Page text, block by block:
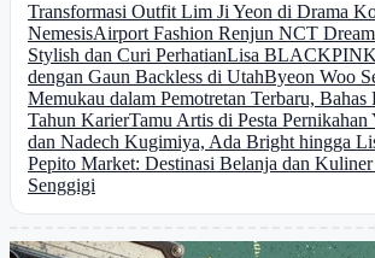
Transformasi Outfit Lim Ji Yeon di Drama
NemesisAirport Fashion Renjun NCT
Stylish dan Curi PerhatianLisa
dengan Gaun Backless di UtahByeon Woo
Memukau dalam Pemotretan Terbaru, Bahas
Tahun KarierTamu Artis di Pesta Pernikahan
dan Nadech Kugimiya, Ada Bright hingga
Pepito Market: Destinasi Belanja dan
Senggigi